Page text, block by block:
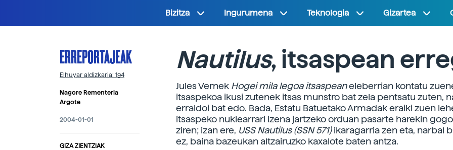
Bizitza Ingurumena Teknologia Gizartea
ERREPORTAJEAK
Elhuyar aldizkaria: 194
Nagore Rementeria
Argote
2004-01-01
GIZA ZIENTZIAK
Nautilus, itsaspean
Jules Vernek Hogei mila legoaitsaspeaneleberrian kontatu
itsaspekoa ikusi zutenek itsas munstro bat zela pentsatu zuten,
erraldoi bat edo. Bada, Estatu Batuetako Armadak eraiki zuen
itsaspeko nuklearrari izena jartzeko orduan pasarte harekin
ziren; izan ere, USS Nautilus (SSN 571)ikaragarria zen eta, narbal
ez, baina bazeukan altzairuzko kaxalote baten antza.